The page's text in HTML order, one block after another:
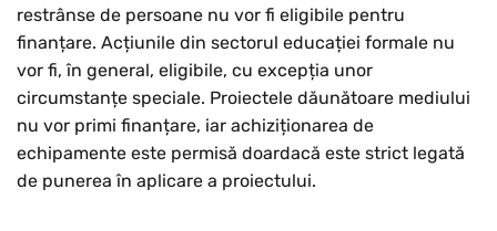
restrânse de persoane nu vor fi eligibile pentru
finanțare. Acțiunile din sectorul educației formale nu
vor fi, în general, eligibile, cu excepția unor
circumstanțe speciale. Proiectele dăunătoare mediului
nu vor primi finanțare, iar achiziționarea de
echipamente este permisă doardacă este strict legată
de punerea în aplicare a proiectului.